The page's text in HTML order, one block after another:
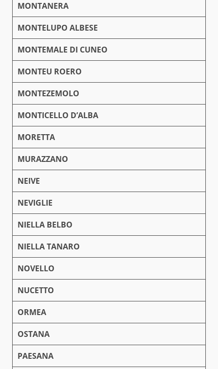
MONTANERA
MONTELUPO ALBESE
MONTEMALE DI CUNEO
MONTEU ROERO
MONTEZEMOLO
MONTICELLO D’ALBA
MORETTA
MURAZZANO
NEIVE
NEVIGLIE
NIELLA BELBO
NIELLA TANARO
NOVELLO
NUCETTO
ORMEA
OSTANA
PAESANA